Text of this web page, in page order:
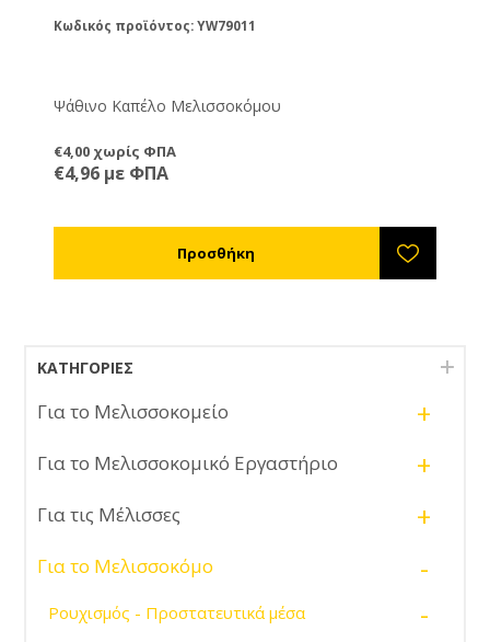
Κωδικός προϊόντος: YW79011
Ψάθινο Καπέλο Μελισσοκόμου
€4,00 χωρίς ΦΠΑ
€4,96 με ΦΠΑ
ΚΑΤΗΓΟΡΊΕΣ
Για το Μελισσοκομείο +
Για το Μελισσοκομικό Εργαστήριο +
Για τις Μέλισσες +
Για το Μελισσοκόμο -
Ρουχισμός - Προστατευτικά μέσα -